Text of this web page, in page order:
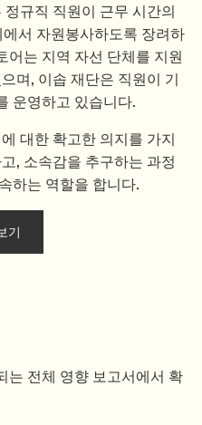
규직 직원이 근무 시간의
서 자원봉사하도록 장려하
어는 지역 자선 단체를 지원
며, 이솝 재단은 직원이 기
운영하고 있습니다.
대한 확고한 의지를 가지
, 소속감을 추구하는 과정
하는 역할을 합니다.
기
는 전체 영향 보고서에서 확